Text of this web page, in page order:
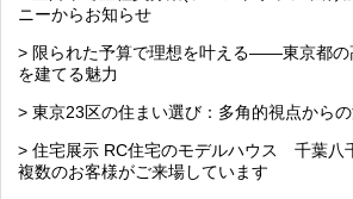
ニーからお知らせ
> 限られた予算で理想を叶える――東京都の
を建てる魅力
> 東京23区の住まい選び：多角的視点から
> 住宅展示 RC住宅のモデルハウス 千葉八
複数のお客様がご来場しています